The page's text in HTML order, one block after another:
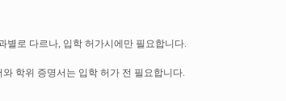
별로 다르나, 입학 허가시에만 필요합니다.
학위 증명서는 입학 허가 전 필요합니다.